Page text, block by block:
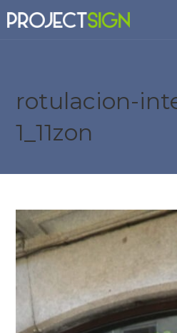
rotulacion-
1_11zon